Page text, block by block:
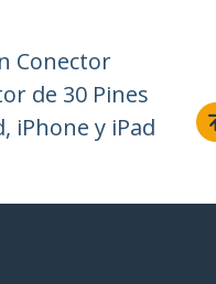
Conector
de 30 Pines
iPhone y iPad